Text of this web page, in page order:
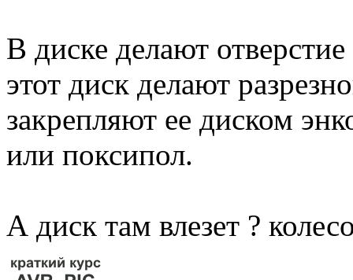
В диске делают
этот диск делают
закрепляют ее диском
или поксипол.
А диск там влезет ?